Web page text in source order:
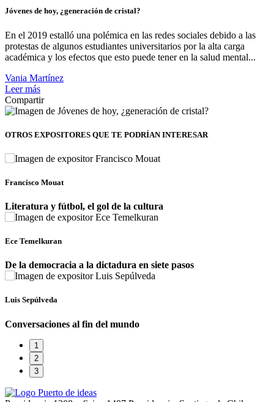
Jóvenes de hoy, ¿generación de cristal?
En el 2019 estalló una polémica en las redes sociales debido a las
protestas de algunos estudiantes universitarios por la alta carga
académica y los efectos que esto puede tener en la salud mental...
Vania Martínez
Leer más
Compartir
OTROS EXPOSITORES QUE TE PODRÍAN INTERESAR
Francisco Mouat
Literatura y fútbol, el gol de la cultura
Ece Temelkuran
De la democracia a la dictadura en siete pasos
Luis Sepúlveda
Conversaciones al fin del mundo
1
2
3